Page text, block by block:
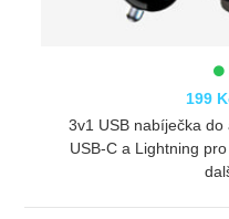
199
3v1 USB nabíječka
USB-C a Lightning